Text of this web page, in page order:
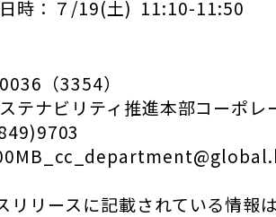
７/19(土) 11:10-11:50
（3354）
テナビリティ推進本部コーポ
リースに記載されている情報